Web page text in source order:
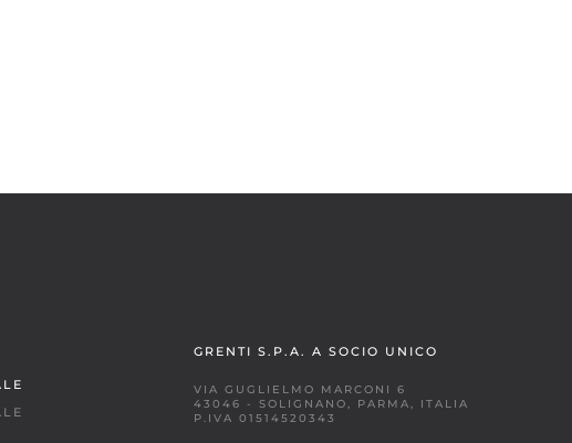
GRENTI S.P.A. A SOCIO UNICO
VIA GUGLIELMO MARCONI 6
43046 - SOLIGNANO, PARMA, ITALIA
P.IVA 01514520343